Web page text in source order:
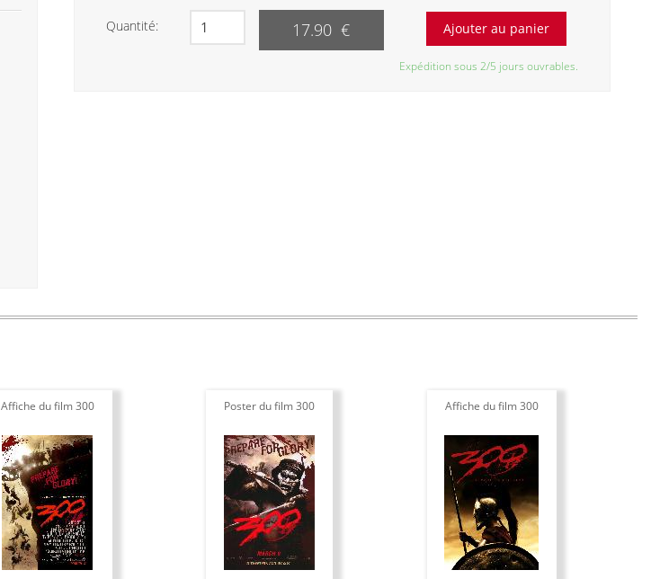
Quantité: 17.90 €
Expédition sous 2/5 jours ouvrables.
Affiche du film 300 Poster du film 300 Affiche du film 300